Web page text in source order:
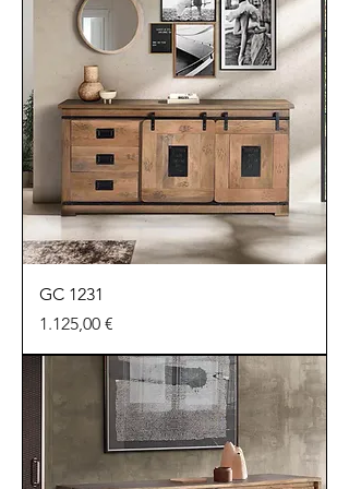
GC 1231
Preu
1.125,00 €